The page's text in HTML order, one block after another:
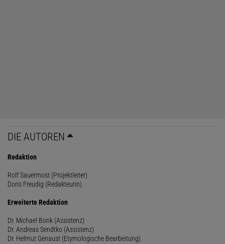
DIE AUTOREN
Redaktion
Rolf Sauermost (Projektleiter)
Doris Freudig (Redakteurin)
Erweiterte Redaktion
Dr. Michael Bonk (Assistenz)
Dr. Andreas Sendtko (Assistenz)
Dr. Helmut Genaust (Etymologische Bearbeitung)